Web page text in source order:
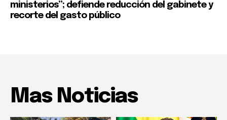
ministerios”; defiende reducción del gabinete y
recorte del gasto público
Mas Noticias